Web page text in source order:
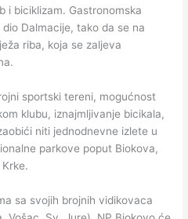
i biciklizam. Gastronomska
Dalmacije, tako da se na
riba, koja se zaljeva
sportski tereni, mogućnost
klubu, iznajmljivanje bicikala,
niti jednodnevne izlete u
parkove poput Biokova,
sa svojih brojnih vidikovaca